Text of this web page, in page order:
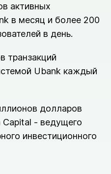
активных
в месяц и более 200
в день.
транзакций
Ubank каждый
долларов
Capital - ведущего
инвестиционного